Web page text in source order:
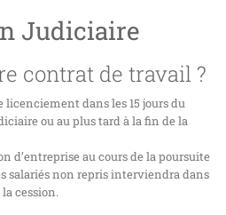
Judiciaire
contrat de travail ?
dans les 15 jours du
ou au plus tard à la fin de la
d’entreprise au cours de la poursuite
salariés non repris interviendra dans
cession.